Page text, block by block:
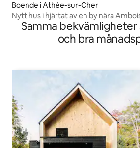
Boende i Athée-sur-Cher
Nytt hus i hjärtat av en by nära
Samma bekvämligheter
och bra